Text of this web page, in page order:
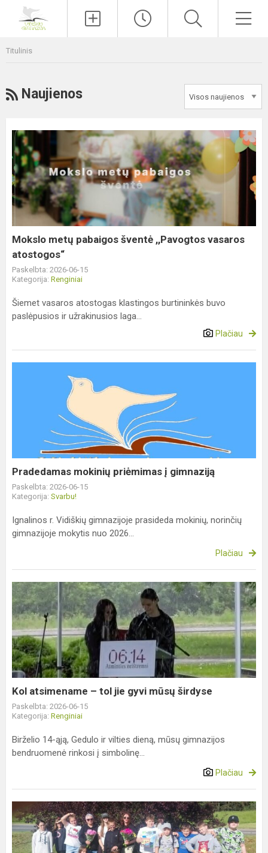
Titulinis
RSS
Naujienos
Mokslo
metų
pabaigos
šventė
,,Pavogtos
vasaros
atostogos“
Mokslo metų pabaigos šventė ,,Pavogtos vasaros
atostogos“
Paskelbta: 2026-06-15
Kategorija: Renginiai
Šiemet vasaros atostogas klastingos burtininkės buvo
paslėpusios ir užrakinusios laga...
Plačiau
Pradedamas mokinių priėmimas į gimnaziją
Paskelbta: 2026-06-15
Kategorija: Svarbu!
Ignalinos r. Vidiškių gimnazijoje prasideda mokinių, norinčių
gimnazijoje mokytis nuo 2026...
Plačiau
Kol
atsimename
–
tol
jie
gyvi
mūsų
širdyse
Kol atsimename – tol jie gyvi mūsų širdyse
Paskelbta: 2026-06-15
Kategorija: Renginiai
Birželio 14-ąją, Gedulo ir vilties dieną, mūsų gimnazijos
bendruomenė rinkosi į simbolinę...
Plačiau
Penktokų
pažintinė
išvyka